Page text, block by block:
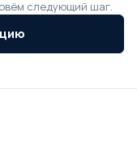
следующий шаг.